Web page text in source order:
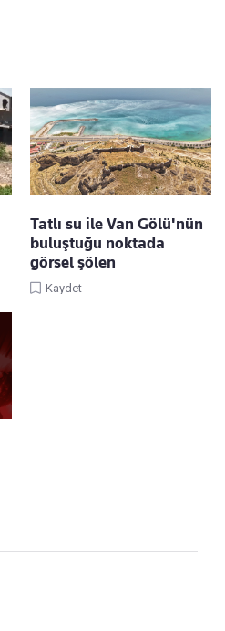
Tatlı su ile Van Gölü'nün
buluştuğu noktada
görsel şölen
Kaydet